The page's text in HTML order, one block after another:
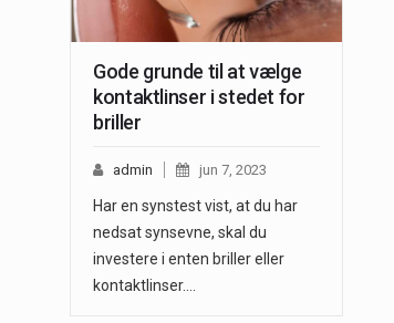
Gode grunde til at vælge
kontaktlinser i stedet for
briller
admin jun 7, 2023
Har en synstest vist, at du har
nedsat synsevne, skal du
investere i enten briller eller
kontaktlinser.…